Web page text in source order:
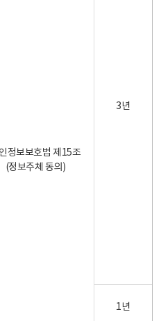
정보보호법 제15조
(정보주체 동의)
3년
1년